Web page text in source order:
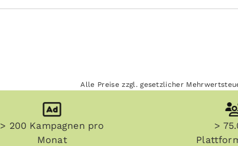
Alle Preise zzgl. gesetzlicher
> 200 Kampagnen pro
Monat
>